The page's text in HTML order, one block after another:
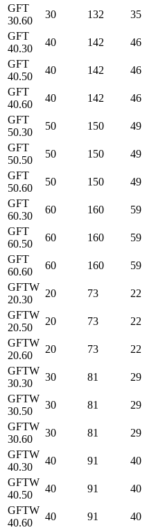
GFT
30.60
30 132 35
GFT
40.30
40 142 46
GFT
40.50
40 142 46
GFT
40.60
40 142 46
GFT
50.30
50 150 49
GFT
50.50
50 150 49
GFT
50.60
50 150 49
GFT
60.30
60 160 59
GFT
60.50
60 160 59
GFT
60.60
60 160 59
GFTW
20.30
20 73 22
GFTW
20.50
20 73 22
GFTW
20.60
20 73 22
GFTW
30.30
30 81 29
GFTW
30.50
30 81 29
GFTW
30.60
30 81 29
GFTW
40.30
40 91 40
GFTW
40.50
40 91 40
GFTW
40.60
40 91 40